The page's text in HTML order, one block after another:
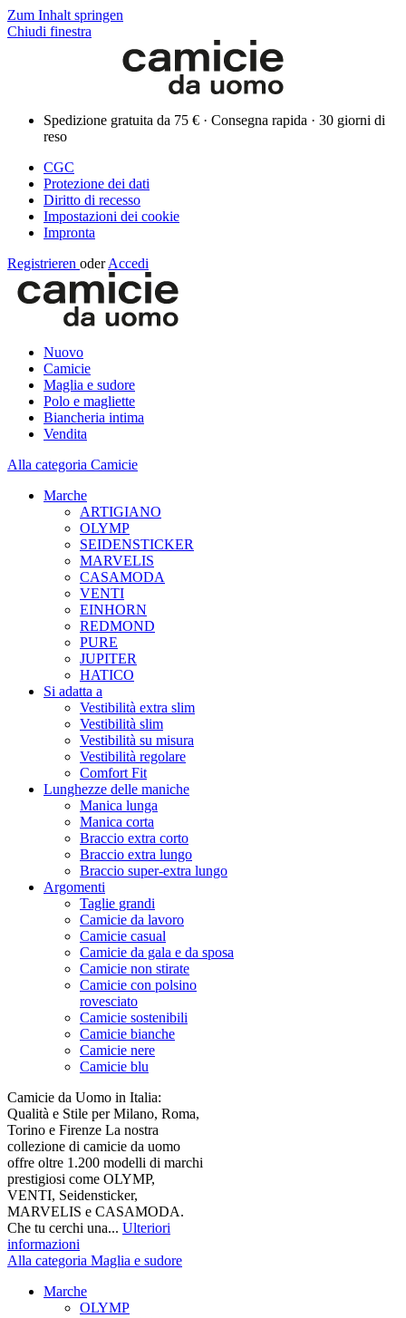
Zum Inhalt springen
Chiudi finestra
Spedizione gratuita da 75 € · Consegna rapida · 30 giorni di
reso
CGC
Protezione dei dati
Diritto di recesso
Impostazioni dei cookie
Impronta
Registrieren oder Accedi
Nuovo
Camicie
Maglia e sudore
Polo e magliette
Biancheria intima
Vendita
Alla categoria Camicie
Marche
ARTIGIANO
OLYMP
SEIDENSTICKER
MARVELIS
CASAMODA
VENTI
EINHORN
REDMOND
PURE
JUPITER
HATICO
Si adatta a
Vestibilità extra slim
Vestibilità slim
Vestibilità su misura
Vestibilità regolare
Comfort Fit
Lunghezze delle maniche
Manica lunga
Manica corta
Braccio extra corto
Braccio extra lungo
Braccio super-extra lungo
Argomenti
Taglie grandi
Camicie da lavoro
Camicie casual
Camicie da gala e da sposa
Camicie non stirate
Camicie con polsino
rovesciato
Camicie sostenibili
Camicie bianche
Camicie nere
Camicie blu
Camicie da Uomo in Italia:
Qualità e Stile per Milano, Roma,
Torino e Firenze La nostra
collezione di camicie da uomo
offre oltre 1.200 modelli di marchi
prestigiosi come OLYMP,
VENTI, Seidensticker,
MARVELIS e CASAMODA.
Che tu cerchi una... Ulteriori
informazioni
Alla categoria Maglia e sudore
Marche
OLYMP